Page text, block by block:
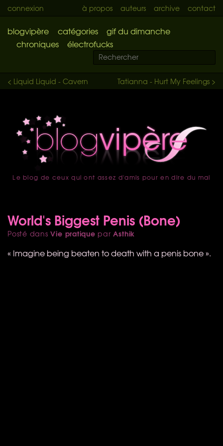
connexion à propos auteurs archive contact
blogvipère catégories
gif du dimanche
chroniques
électrofucks
Tatianna - Hurt My Feelings >
< Liquid Liquid - Cavern
accueil
Le blog de ceux qui ont assez d'amis pour en dire du mal
World's Biggest Penis (Bone)
Posté dansVie pratique parAsthik
« Imagine being beaten to death with a penis bone ».